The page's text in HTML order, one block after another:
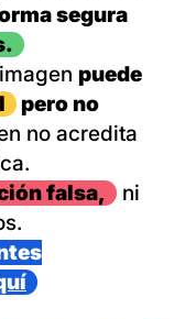
segura
puede
pero no
no acredita
falsa,
ni